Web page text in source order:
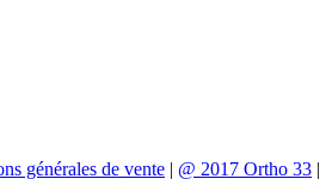
générales de vente | @ 2017 Ortho 33 |